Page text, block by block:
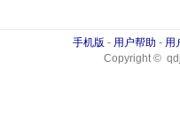
手机版 - 用户帮助 - 用
Copyright ©